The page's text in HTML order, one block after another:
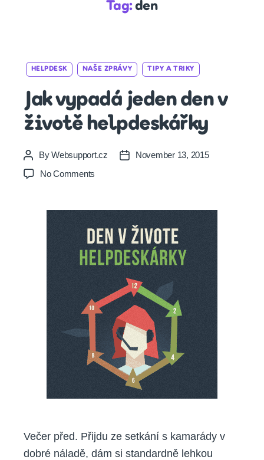
Tag: den
Categories
HELPDESK NAŠE ZPRÁVY TIPY A TRIKY
Jak vypadá jeden den v
životě helpdeskářky
Post
author
ByWebsupport.cz
PostNovember 13, 2015
No Comments
jeden
životě
helpdeskářky
Večer před. Přijdu ze setkání s kamarády v
dobré náladě, dám si standardně lehkou